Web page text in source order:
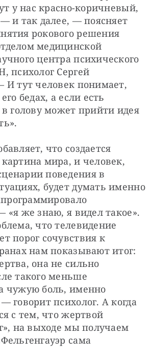
у нас красно-коричневый,
и так далее, — поясняет
рокового решения
медицинской
центра психического
психолог Сергей
И тут человек понимает,
бедах, а если есть
голову может прийти идея
что создается
мира, и человек,
поведения в
будет думать именно
«я же знаю, я видел такое».
что телевидение
порог сочувствия к
нам показывают итог:
она не сильно
такого меньше
чужую боль, именно
говорит психолог. А когда
с тем, что жертвой
на выходе мы получаем
сама